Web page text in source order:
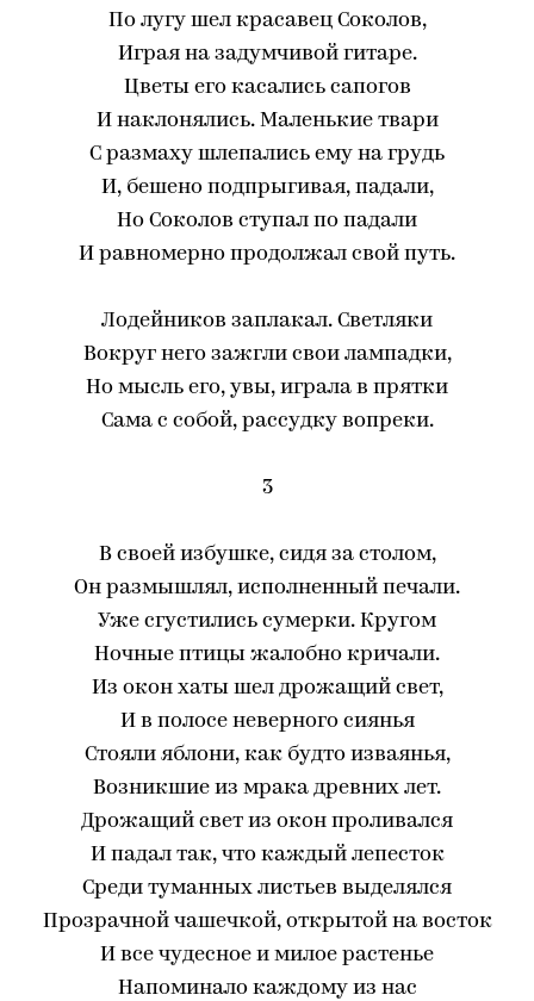
По лугу шел красавец Соколов,
Играя на задумчивой гитаре.
Цветы его касались сапогов
И наклонялись. Маленькие твари
С размаху шлепались ему на грудь
И, бешено подпрыгивая, падали,
Но Соколов ступал по падали
И равномерно продолжал свой путь.
Лодейников заплакал. Светляки
Вокруг него зажгли свои лампадки,
Но мысль его, увы, играла в прятки
Сама с собой, рассудку вопреки.
3
В своей избушке, сидя за столом,
Он размышлял, исполненный печали.
Уже сгустились сумерки. Кругом
Ночные птицы жалобно кричали.
Из окон хаты шел дрожащий свет,
И в полосе неверного сиянья
Стояли яблони, как будто изваянья,
Возникшие из мрака древних лет.
Дрожащий свет из окон проливался
И падал так, что каждый лепесток
Среди туманных листьев выделялся
Прозрачной чашечкой, открытой на восток
И все чудесное и милое растенье
Напоминало каждому из нас